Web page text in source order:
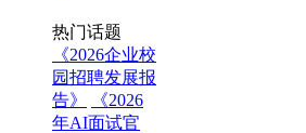
热门话题
《2026企业校
园招聘发展报
告》
《2026
年AI面试官